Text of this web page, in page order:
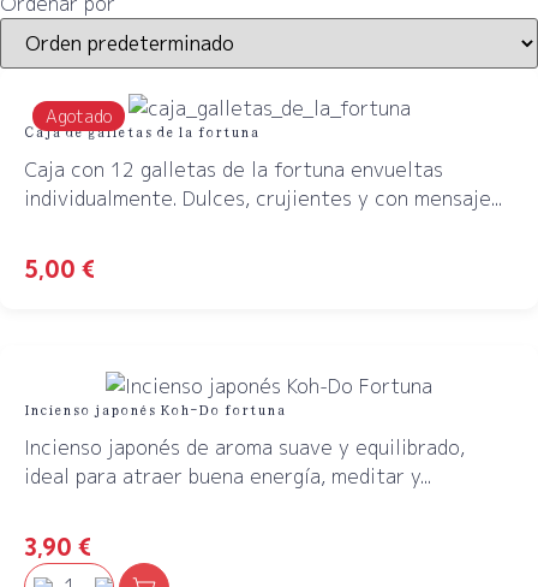
Agotado
Caja de galletas de la fortuna
Caja con 12 galletas de la fortuna envueltas
individualmente. Dulces, crujientes y con mensaje...
5,00 €
Incienso japonés Koh-Do fortuna
Incienso japonés de aroma suave y equilibrado,
ideal para atraer buena energía, meditar y...
3,90 €